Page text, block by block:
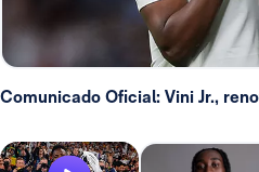
Comunicado Oficial: Vini Jr.,